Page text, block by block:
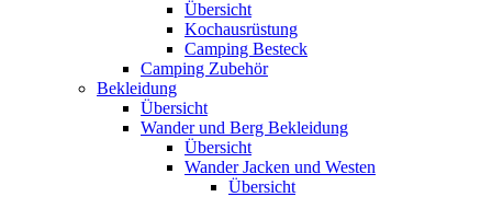
Übersicht
Kochausrüstung
Camping Besteck
Camping Zubehör
Bekleidung
Übersicht
Wander und Berg Bekleidung
Übersicht
Wander Jacken und Westen
Übersicht